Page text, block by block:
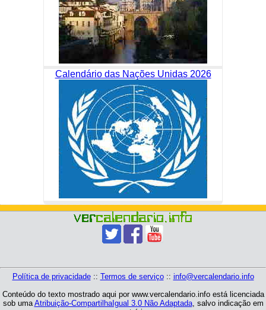
Calendário das Nações Unidas 2026
Política de privacidade:: Termos de serviço:: info@vercalendario.info
Conteúdo do texto mostrado aqui por www.vercalendario.info está licenciada
sob umaAtribuição-CompartilhaIgual 3.0 Não Adaptada, salvo indicação em